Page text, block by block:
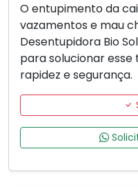
O entupimento da
vazamentos e mau
Desentupidora Bio
para solucionar
rapidez e segurança.